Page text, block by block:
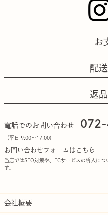
お
配
返
電話でのお問い合わせ
（平日 9:00〜17:00)
お問い合わせフォームはこちら
当店ではSEO対策や、ECサービスの導入に
す。
会社概要